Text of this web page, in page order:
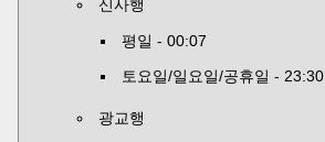
신사행
평일 - 00:07
토요일/일요일/공휴일 - 23:30
광교행